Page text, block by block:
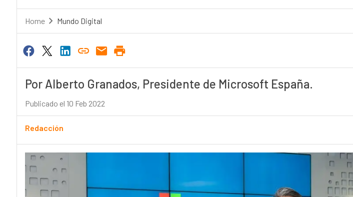
Home Mundo Digital
Por Alberto Granados, Presidente de Microsoft España.
Publicado el 10 Feb 2022
Redacción